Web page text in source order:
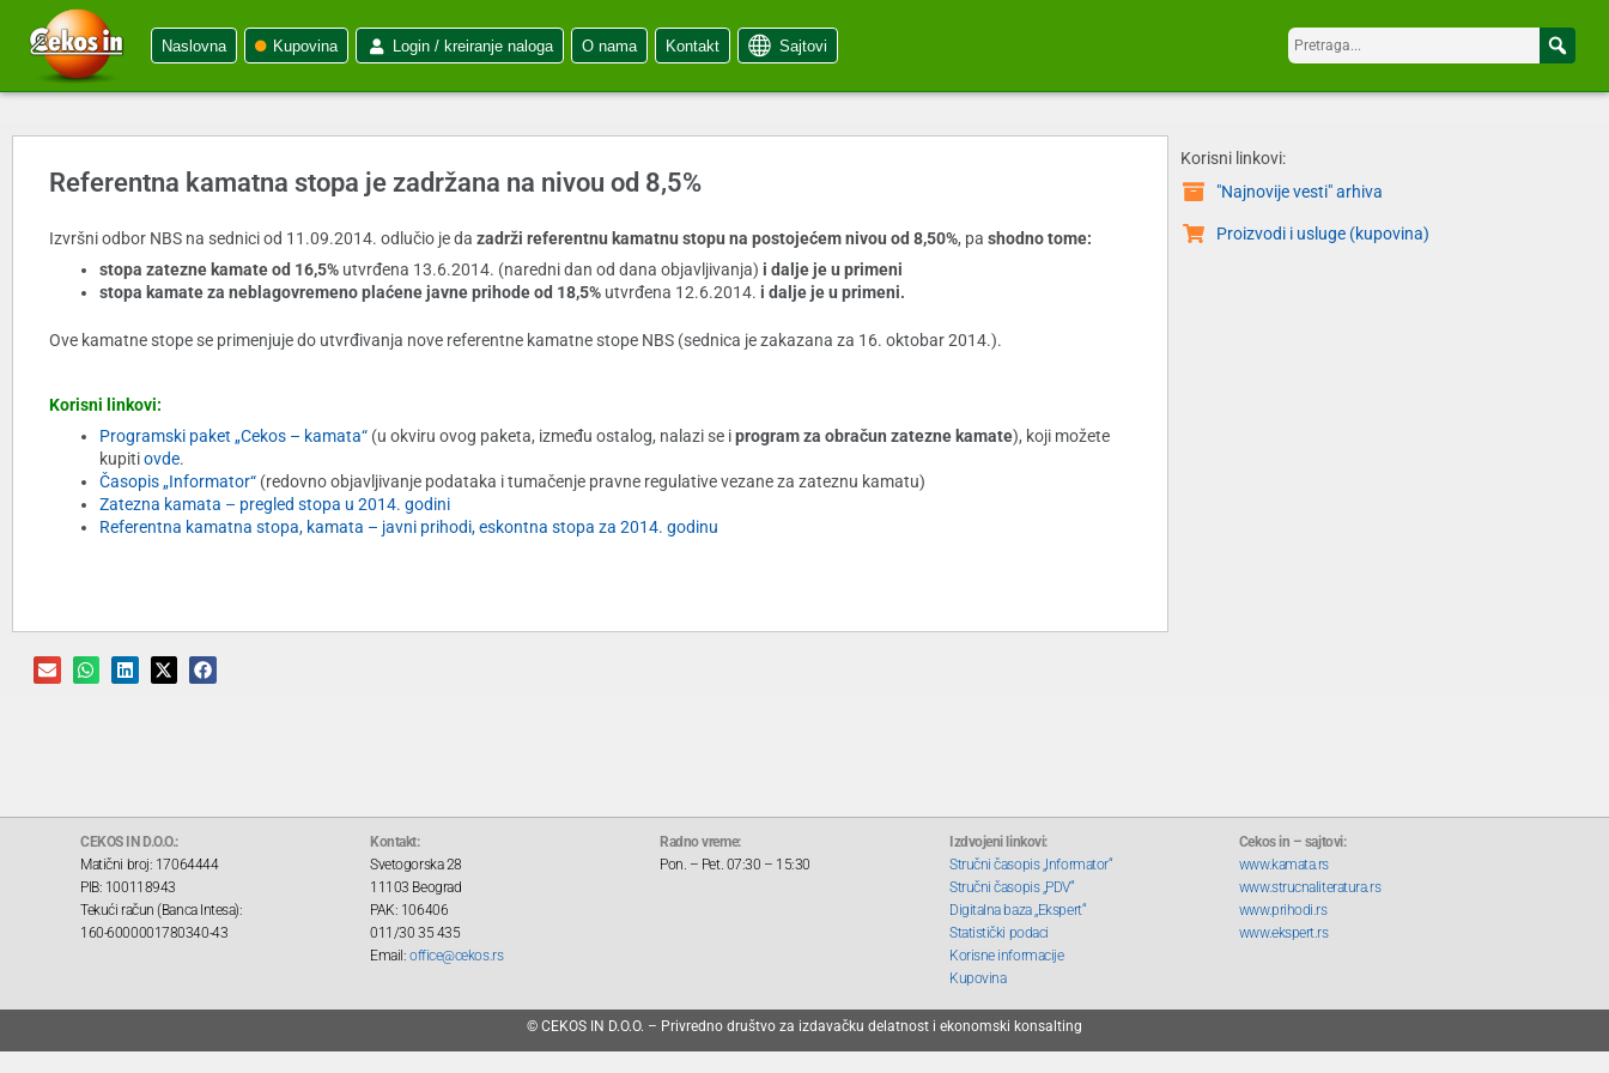
Naslovna Kupovina Login / kreiranje naloga O nama Kontakt Sajtovi
Referentna kamatna stopa je zadržana na nivou od 8,5%
Izvršni odbor NBS na sednici od 11.09.2014. odlučio je da zadrži referentnu kamatnu stopu na postojećem nivou od 8,50%, pa shodno tome:
stopa zatezne kamate od 16,5% utvrđena 13.6.2014. (naredni dan od dana objavljivanja) i dalje je u primeni
stopa kamate za neblagovremeno plaćene javne prihodeod 18,5% utvrđena 12.6.2014. i dalje je u primeni.
Ove kamatne stope se primenjuje do utvrđivanja nove referentne kamatne stope NBS (sednica je zakazana za 16. oktobar 2014.).
Korisni linkovi:
Programski paket „Cekos – kamata“ (u okviru ovog paketa, između ostalog, nalazi se iprogram za obračun zatezne kamate), koji možete
kupitiovde.
Časopis „Informator“ (redovno objavljivanje podataka i tumačenje pravne regulative vezane za zateznu kamatu)
Zatezna kamata – pregled stopa u 2014. godini
Referentna kamatna stopa, kamata – javni prihodi, eskontna stopa za 2014. godinu
Korisni linkovi:
"Najnovije vesti" arhiva
Proizvodi i usluge (kupovina)
CEKOS IN D.O.O.:
Matični broj: 17064444
PIB: 100118943
Tekući račun (Banca Intesa):
160-6000001780340-43
Kontakt:
Svetogorska 28
11103 Beograd
PAK: 106406
011/30 35 435
Email: office@cekos.rs
Radno vreme:
Pon. – Pet. 07:30 – 15:30
Izdvojeni linkovi:
Stručni časopis „Informator“
Stručni časopis „PDV“
Digitalna baza „Ekspert“
Statistički podaci
Korisne informacije
Kupovina
Cekos in – sajtovi:
www.kamata.rs
www.strucnaliteratura.rs
www.prihodi.rs
www.ekspert.rs
© CEKOS IN D.O.O. – Privredno društvo za izdavačku delatnost i ekonomski konsalting